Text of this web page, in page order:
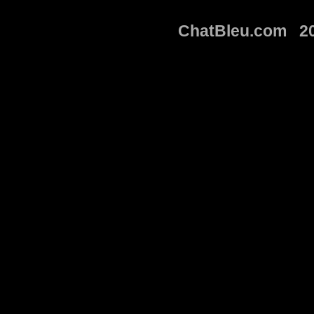
ChatBleu.com